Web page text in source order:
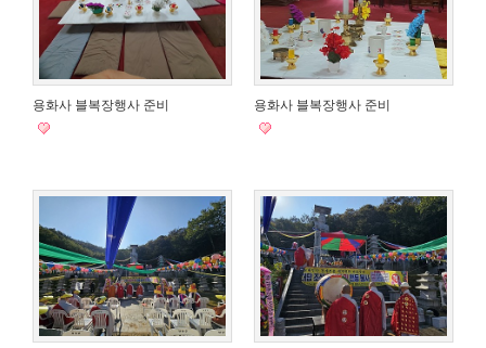
용화사 블복장행사 준비 용화사 블복장행사 준비